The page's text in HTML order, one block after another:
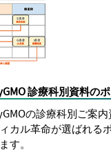
診療科別資料の
の診療科別ご案内
カル革命が選ばれる
す。